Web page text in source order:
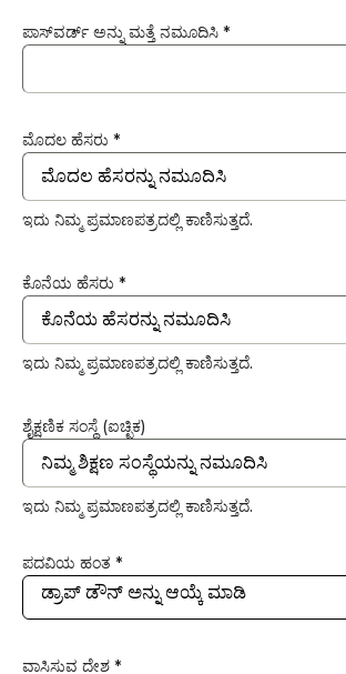
ಪಾಸ್‍ವರ್ಡ್ ಅನ್ನು ಮತ್ತೆ ನಮೂದಿಸಿ *
ಮೊದಲ ಹೆಸರು *
ಇದು ನಿಮ್ಮ ಪ್ರಮಾಣಪತ್ರದಲ್ಲಿ ಕಾಣಿಸುತ್ತದೆ.
ಕೊನೆಯ ಹೆಸರು *
ಇದು ನಿಮ್ಮ ಪ್ರಮಾಣಪತ್ರದಲ್ಲಿ ಕಾಣಿಸುತ್ತದೆ.
ಶೈಕ್ಷಣಿಕ ಸಂಸ್ಥೆ (ಐಚ್ಛಿಕ)
ಇದು ನಿಮ್ಮ ಪ್ರಮಾಣಪತ್ರದಲ್ಲಿ ಕಾಣಿಸುತ್ತದೆ.
ಪದವಿಯ ಹಂತ *
ವಾಸಿಸುವ ದೇಶ *